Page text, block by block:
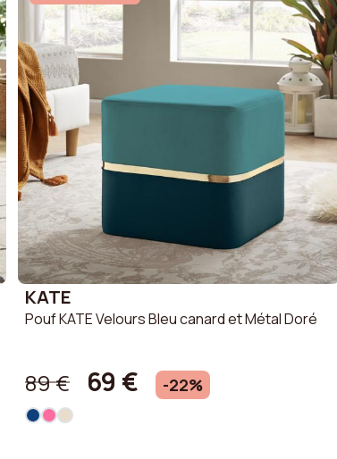
Canapé Vintage
KATE
Pouf KATE Velours Bleu canard et Métal Doré
89 € 69 € -22%